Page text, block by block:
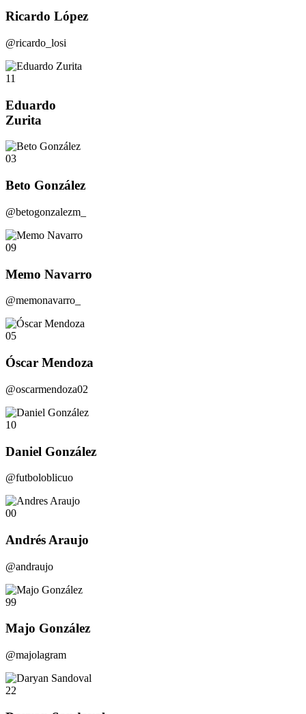
Ricardo López
@ricardo_losi
11
Eduardo
Zurita
03
Beto González
@betogonzalezm_
09
Memo Navarro
@memonavarro_
05
Óscar Mendoza
@oscarmendoza02
10
Daniel González
@futboloblicuo
00
Andrés Araujo
@andraujo
99
Majo González
@majolagram
22